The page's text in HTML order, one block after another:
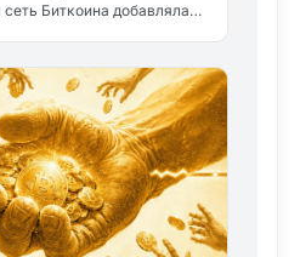
Биткоина добавляла